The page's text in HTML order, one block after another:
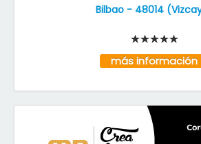
Bilbao- 48014(
más información